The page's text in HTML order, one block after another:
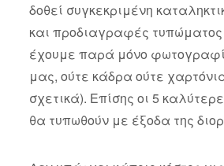
δοθεί συγκεκριμένη
και προδιαγραφές
έχουμε παρά μόνο
μας, ούτε κάδρα ούτε
σχετικά). Επίσης οι 5
θα τυπωθούν με έξοδα της